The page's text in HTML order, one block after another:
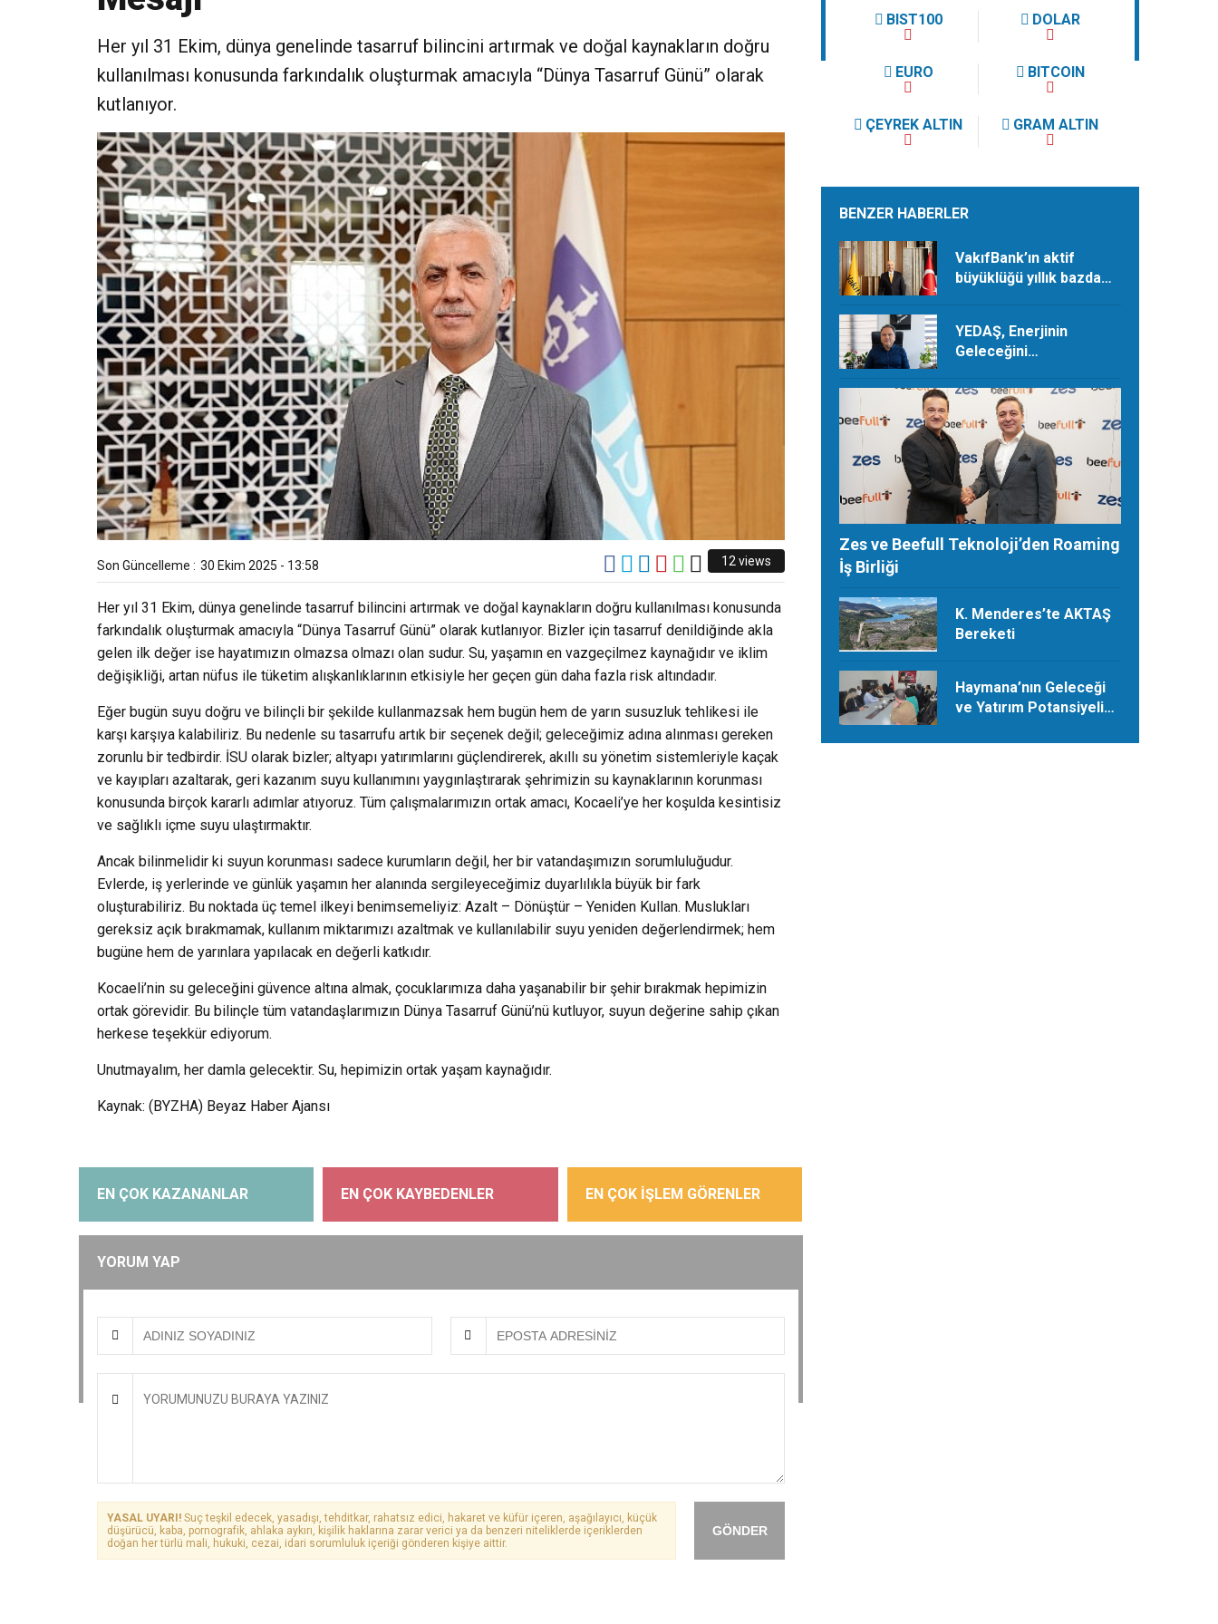
Her yıl 31 Ekim, dünya genelinde tasarruf bilincini artırmak ve doğal kaynakların doğru
kullanılması konusunda farkındalık oluşturmak amacıyla “Dünya Tasarruf Günü” olarak
kutlanıyor.
Son Güncelleme : 30 Ekim 2025 - 13:58 12 views
Her yıl 31 Ekim, dünya genelinde tasarruf bilincini artırmak ve doğal kaynakların doğru kullanılması konusunda
farkındalık oluşturmak amacıyla “Dünya Tasarruf Günü” olarak kutlanıyor. Bizler için tasarruf denildiğinde akla
gelen ilk değer ise hayatımızın olmazsa olmazı olan sudur. Su, yaşamın en vazgeçilmez kaynağıdır ve iklim
değişikliği, artan nüfus ile tüketim alışkanlıklarının etkisiyle her geçen gün daha fazla risk altındadır.
Eğer bugün suyu doğru ve bilinçli bir şekilde kullanmazsak hem bugün hem de yarın susuzluk tehlikesi ile
karşı karşıya kalabiliriz. Bu nedenle su tasarrufu artık bir seçenek değil; geleceğimiz adına alınması gereken
zorunlu bir tedbirdir. İSU olarak bizler; altyapı yatırımlarını güçlendirerek, akıllı su yönetim sistemleriyle kaçak
ve kayıpları azaltarak, geri kazanım suyu kullanımını yaygınlaştırarak şehrimizin su kaynaklarının korunması
konusunda birçok kararlı adımlar atıyoruz. Tüm çalışmalarımızın ortak amacı, Kocaeli’ye her koşulda kesintisiz
ve sağlıklı içme suyu ulaştırmaktır.
Ancak bilinmelidir ki suyun korunması sadece kurumların değil, her bir vatandaşımızın sorumluluğudur.
Evlerde, iş yerlerinde ve günlük yaşamın her alanında sergileyeceğimiz duyarlılıkla büyük bir fark
oluşturabiliriz. Bu noktada üç temel ilkeyi benimsemeliyiz: Azalt – Dönüştür – Yeniden Kullan. Muslukları
gereksiz açık bırakmamak, kullanım miktarımızı azaltmak ve kullanılabilir suyu yeniden değerlendirmek; hem
bugüne hem de yarınlara yapılacak en değerli katkıdır.
Kocaeli’nin su geleceğini güvence altına almak, çocuklarımıza daha yaşanabilir bir şehir bırakmak hepimizin
ortak görevidir. Bu bilinçle tüm vatandaşlarımızın Dünya Tasarruf Günü’nü kutluyor, suyun değerine sahip çıkan
herkese teşekkür ediyorum.
Unutmayalım, her damla gelecektir. Su, hepimizin ortak yaşam kaynağıdır.
Kaynak: (BYZHA) Beyaz Haber Ajansı
EN ÇOK KAZANANLAR EN ÇOK KAYBEDENLER EN ÇOK İŞLEM GÖRENLER
YORUM YAP
GÖNDER
YASAL UYARI! Suç teşkil edecek, yasadışı, tehditkar, rahatsız edici, hakaret ve küfür içeren, aşağılayıcı, küçük
düşürücü, kaba, pornografik, ahlaka aykırı, kişilik haklarına zarar verici ya da benzeri niteliklerde içeriklerden
doğan her türlü mali, hukuki, cezai, idari sorumluluk içeriği gönderen kişiye aittir.
BIST100 DOLAR
EURO BITCOIN
ÇEYREK ALTIN GRAM ALTIN
BENZER HABERLER
VakıfBank’ın aktif
büyüklüğü yıllık bazda
YEDAŞ, Enerjinin
Geleceğini
Yetenekleri Arıyor
Zes ve Beefull Teknoloji’den Roaming
İş Birliği
K. Menderes’te AKTAŞ
Bereketi
Haymana’nın Geleceği
ve Yatırım Potansiyeli